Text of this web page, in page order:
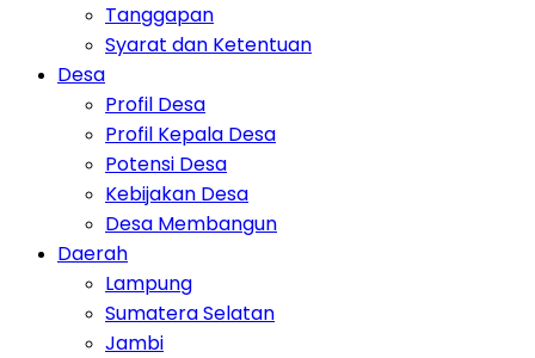
Tanggapan
Syarat dan Ketentuan
Desa
Profil Desa
Profil Kepala Desa
Potensi Desa
Kebijakan Desa
Desa Membangun
Daerah
Lampung
Sumatera Selatan
Jambi